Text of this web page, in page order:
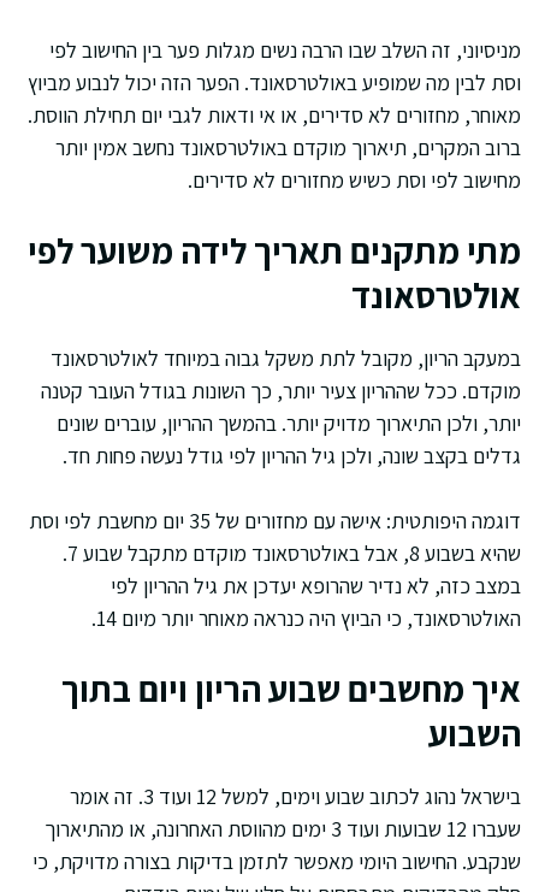
מניסיוני, זה השלב שבו הרבה נשים מגלות פער בין החישוב לפי
וסת לבין מה שמופיע באולטרסאונד. הפער הזה יכול לנבוע מביוץ
מאוחר, מחזורים לא סדירים, או אי ודאות לגבי יום תחילת הווסת.
ברוב המקרים, תיארוך מוקדם באולטרסאונד נחשב אמין יותר
מחישוב לפי וסת כשיש מחזורים לא סדירים.
מתי מתקנים תאריך לידה משוער לפי
אולטרסאונד
במעקב הריון, מקובל לתת משקל גבוה במיוחד לאולטרסאונד
מוקדם. ככל שההריון צעיר יותר, כך השונות בגודל העובר קטנה
יותר, ולכן התיארוך מדויק יותר. בהמשך ההריון, עוברים שונים
גדלים בקצב שונה, ולכן גיל ההריון לפי גודל נעשה פחות חד.
דוגמה היפותטית: אישה עם מחזורים של 35 יום מחשבת לפי וסת
שהיא בשבוע 8, אבל באולטרסאונד מוקדם מתקבל שבוע 7.
במצב כזה, לא נדיר שהרופא יעדכן את גיל ההריון לפי
האולטרסאונד, כי הביוץ היה כנראה מאוחר יותר מיום 14.
איך מחשבים שבוע הריון ויום בתוך
השבוע
בישראל נהוג לכתוב שבוע וימים, למשל 12 ועוד 3. זה אומר
שעברו 12 שבועות ועוד 3 ימים מהווסת האחרונה, או מהתיארוך
שנקבע. החישוב היומי מאפשר לתזמן בדיקות בצורה מדויקת, כי